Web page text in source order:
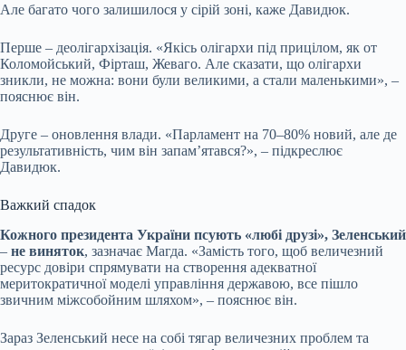
Але багато чого залишилося у сірій зоні, каже Давидюк.
Перше – деолігархізація. «Якісь олігархи під прицілом, як от
Коломойський, Фірташ, Жеваго. Але сказати, що олігархи
зникли, не можна: вони були великими, а стали маленькими», –
пояснює він.
Друге – оновлення влади. «Парламент на 70–80% новий, але де
результативність, чим він запамʼятався?», – підкреслює
Давидюк.
Важкий спадок
Кожного президента України псують «любі друзі», Зеленський
– не виняток, зазначає Магда. «Замість того, щоб величезний
ресурс довіри спрямувати на створення адекватної
меритократичної моделі управління державою, все пішло
звичним міжсобойним шляхом», – пояснює він.
Зараз Зеленський несе на собі тягар величезних проблем та